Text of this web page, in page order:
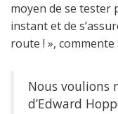
moyen de se tester
instant et de
route ! », commente
Nous voulions
d’Edward